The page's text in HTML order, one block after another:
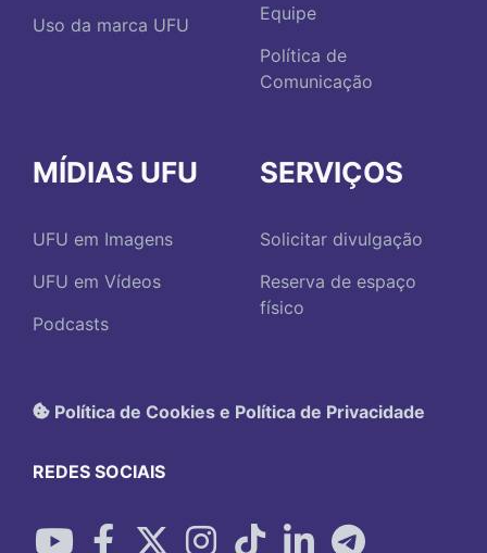
Uso da marca UFU
Equipe
Política de
Comunicação
MÍDIAS UFU
UFU em Imagens
UFU em Vídeos
Podcasts
SERVIÇOS
Solicitar divulgação
Reserva de espaço
físico
Política de Cookies e Política de Privacidade
REDES SOCIAIS